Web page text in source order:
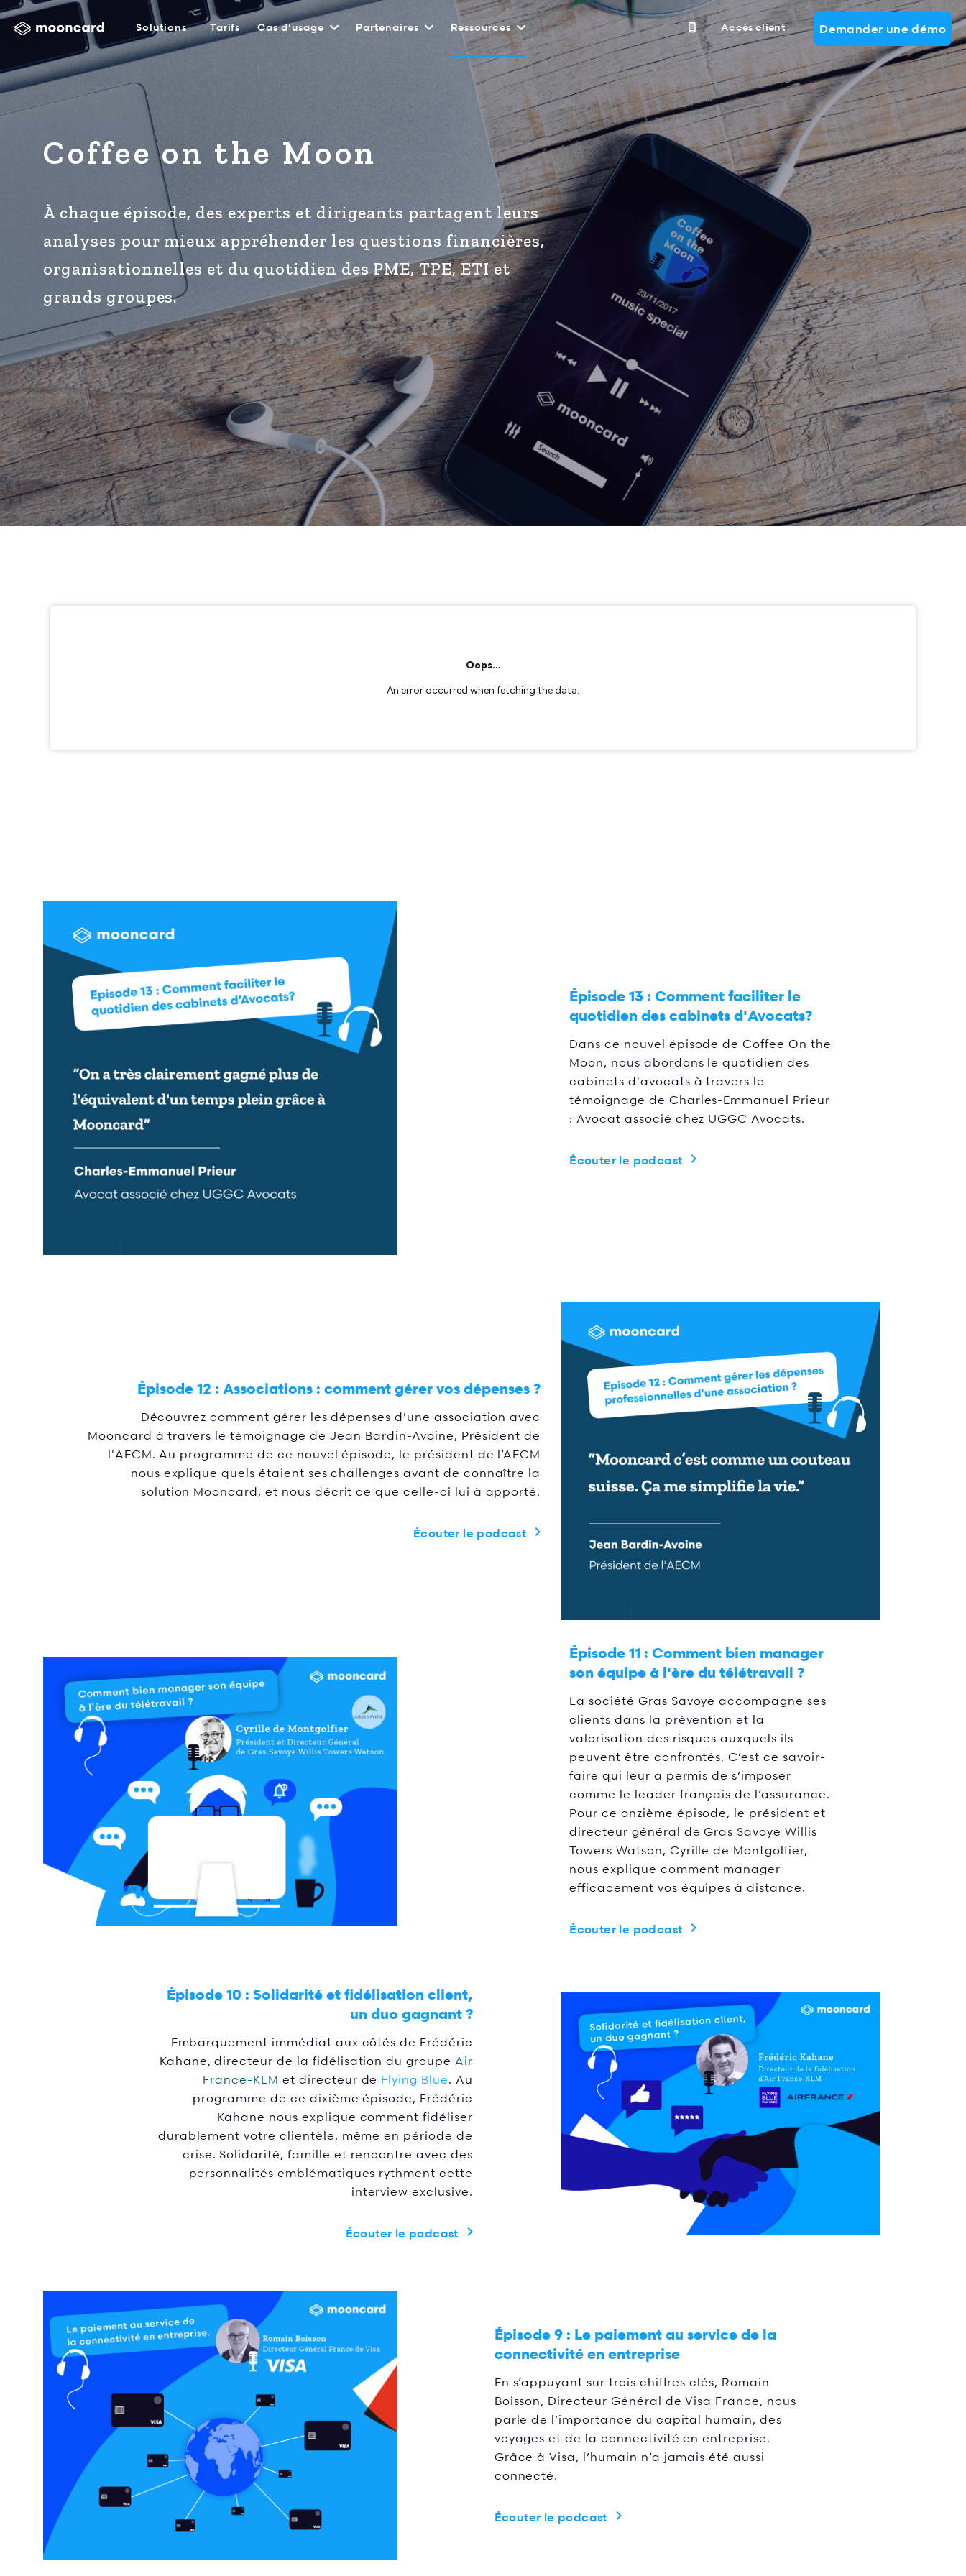
Solutions Tarifs Cas d'usage Partenaires Ressources Accès client Demander une démo
Coffee on the Moon
À chaque épisode, des experts et dirigeants partagent leurs
analyses pour mieux appréhender les questions financières,
organisationnelles et du quotidien des PME, TPE, ETI et
grands groupes.
Épisode 13 :Comment faciliter le
quotidien des cabinets d'Avocats?
Dans ce nouvel épisode de Coffee On the
Moon, nous abordons le quotidien des
cabinets d'avocats à travers le
témoignage de Charles-Emmanuel Prieur
: Avocat associé chez UGGC Avocats.
Écouter le podcast
Épisode 12 :Associations : comment gérer vos dépenses ?
Découvrez comment gérer les dépenses d'une association avec
Mooncard à travers le témoignage de Jean Bardin-Avoine, Président de
l'AECM. Au programme de ce nouvel épisode, le président de l’AECM
nous explique quels étaient ses challenges avant de connaître la
solution Mooncard, et nous décrit ce que celle-ci lui à apporté.
Écouter le podcast
Épisode 11 :Comment bien manager
son équipe à l'ère du télétravail ?
La société Gras Savoye accompagne ses
clients dans la prévention et la
valorisation des risques auxquels ils
peuvent être confrontés. C’est ce savoir-
faire qui leur a permis de s’imposer
comme le leader français de l’assurance.
Pour ce onzième épisode, le président et
directeur général de Gras Savoye Willis
Towers Watson, Cyrille de Montgolfier,
nous explique comment manager
efficacement vos équipes à distance.
Écouter le podcast
Épisode 10 : Solidarité et fidélisation client,
un duo gagnant ?
Embarquement immédiat aux côtés de Frédéric
Kahane, directeur de la fidélisation du groupe Air
France-KLM et directeur de Flying Blue. Au
programme de ce dixième épisode, Frédéric
Kahane nous explique comment fidéliser
durablement votre clientèle, même en période de
crise. Solidarité, famille et rencontre avec des
personnalités emblématiques rythment cette
interview exclusive.
Écouter le podcast
Épisode 9 : Le paiement au service de la
connectivité en entreprise
En s’appuyant sur trois chiffres clés, Romain
Boisson, Directeur Général de Visa France, nous
parle de l’importance du capital humain, des
voyages et de la connectivité en entreprise.
Grâce à Visa, l’humain n’a jamais été aussi
connecté.
Écouter le podcast